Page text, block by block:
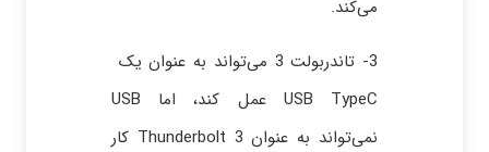
می‌کند.
3- تاندربولت 3 می‌تواند به عنوان یک
USB TypeC عمل کند، اما USB
نمی‌تواند به عنوان Thunderbolt 3 کار